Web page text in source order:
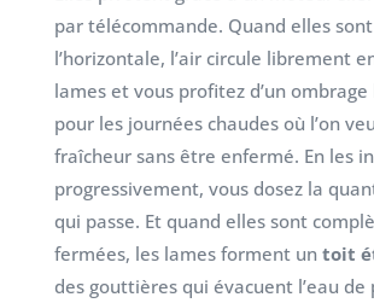
par télécommande. Quand elles
l’horizontale, l’air circule librement
lames et vous profitez d’un
pour les journées chaudes où l’on
fraîcheur sans être enfermé. En les
progressivement, vous dosez la
qui passe. Et quand elles sont
fermées, les lames forment un toit
des gouttières qui évacuent l’eau de